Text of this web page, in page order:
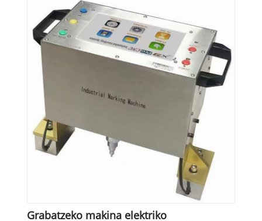
Grabatzeko makina elektriko